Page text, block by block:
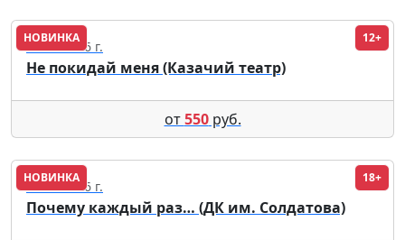
НОВИНКА 12+
09.09.2026 г.
Не покидай меня (Казачий театр)
от550руб.
НОВИНКА 18+
12.11.2026 г.
Почему каждый раз… (ДК им. Солдатова)